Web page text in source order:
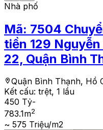
Nhà phố
Mã: 7504
tiền 129
22, Quận Bình
Quận Bình Thạnh, Hồ
Kết cấu: trệt, 1 lầu
450 Tỷ-
783.1m2
~ 575 Triệu/m2